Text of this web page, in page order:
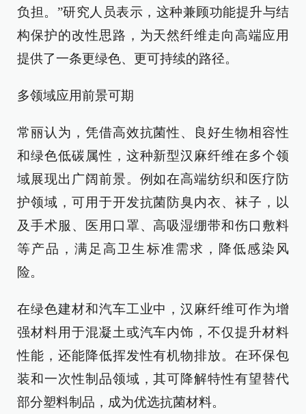
负担。”研究人员表示，这种兼顾功能提升与结
构保护的改性思路，为天然纤维走向高端应用
提供了一条更绿色、更可持续的路径。
多领域应用前景可期
常丽认为，凭借高效抗菌性、良好生物相容性
和绿色低碳属性，这种新型汉麻纤维在多个领
域展现出广阔前景。例如在高端纺织和医疗防
护领域，可用于开发抗菌防臭内衣、袜子，以
及手术服、医用口罩、高吸湿绷带和伤口敷料
等产品，满足高卫生标准需求，降低感染风
险。
在绿色建材和汽车工业中，汉麻纤维可作为增
强材料用于混凝土或汽车内饰，不仅提升材料
性能，还能降低挥发性有机物排放。在环保包
装和一次性制品领域，其可降解特性有望替代
部分塑料制品，成为优选抗菌材料。